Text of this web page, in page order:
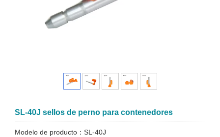
SL-40J sellos de perno para contenedores
Modelo de producto：SL-40J